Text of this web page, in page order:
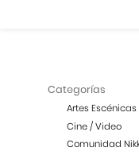
Categorías
Artes Escénicas
Cine / Video
Comunidad